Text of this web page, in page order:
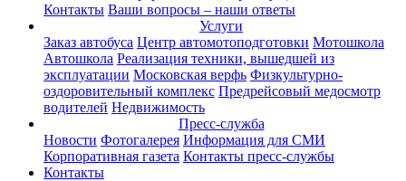
Контакты Ваши вопросы – наши ответы
Услуги
Заказ автобуса Центр автомотоподготовки Мотошкола
Автошкола Реализация техники, вышедшей из
эксплуатации Московская верфь Физкультурно-
оздоровительный комплекс Предрейсовый медосмотр
водителей Недвижимость
Пресс-служба
Новости Фотогалерея Информация для СМИ
Корпоративная газета Контакты пресс-службы
Контакты